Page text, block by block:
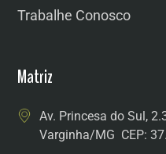
Trabalhe Conosco
Matriz
Av. Princesa do Sul,
Varginha/MG CEP: